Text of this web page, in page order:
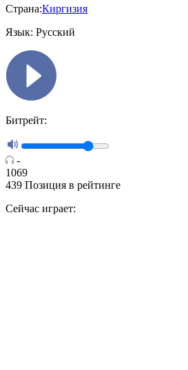
Страна:Киргизия
Язык: Русский
Битрейт:
-
1069
439 Позиция в рейтинге
Сейчас играет: